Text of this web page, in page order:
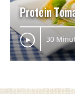
Protein
30